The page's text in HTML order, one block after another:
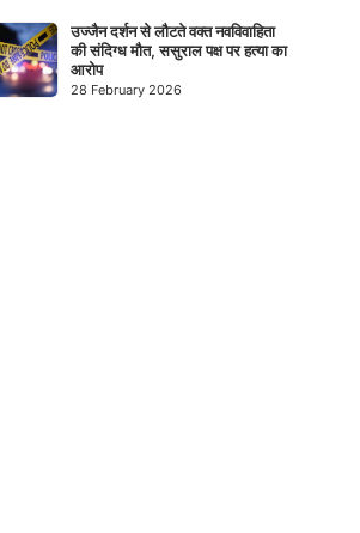
उज्जैन दर्शन से लौटते वक्त नवविवाहिता
की संदिग्ध मौत, ससुराल पक्ष पर हत्या का
आरोप
28 February 2026